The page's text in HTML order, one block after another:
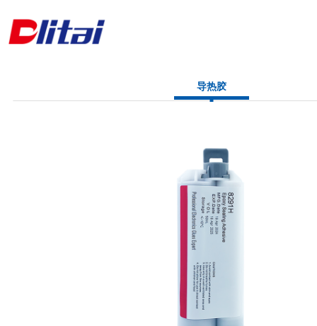
首 页
产品中心
解决方案
新闻资讯
联系方式
导热胶